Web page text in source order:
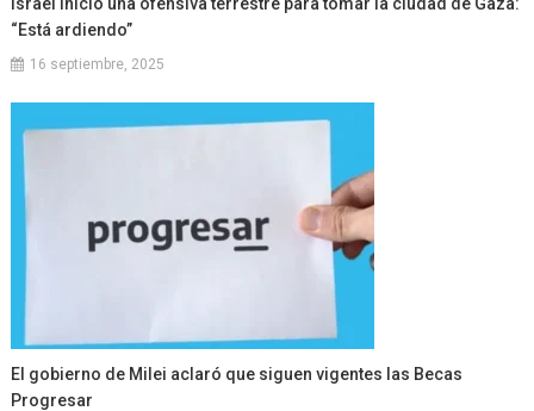
“Está ardiendo”
16 septiembre, 2025
El gobierno de Milei aclaró que siguen vigentes las Becas
Progresar